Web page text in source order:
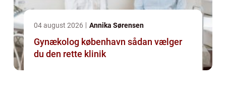
04 august 2026 Annika Sørensen
Gynækolog københavn sådan vælger
du den rette klinik